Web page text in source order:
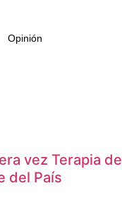
Opinión
vez Terapia de
del País